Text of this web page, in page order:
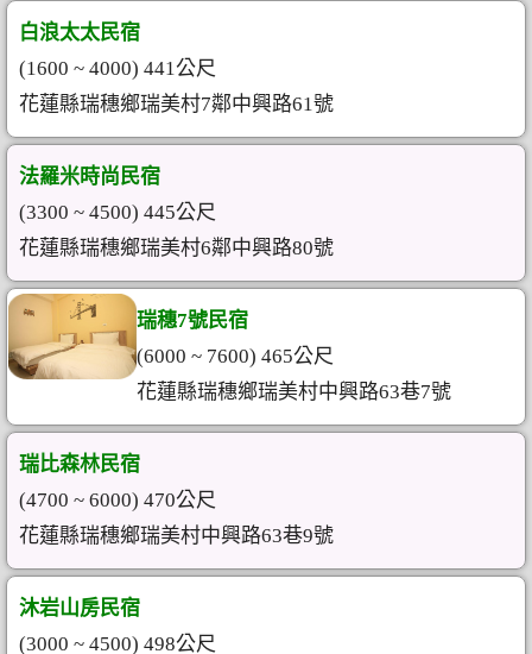
白浪太太民宿
(1600 ~ 4000) 441公尺
花蓮縣瑞穗鄉瑞美村7鄰中興路61號
法羅米時尚民宿
(3300 ~ 4500) 445公尺
花蓮縣瑞穗鄉瑞美村6鄰中興路80號
瑞穗7號民宿
(6000 ~ 7600) 465公尺
花蓮縣瑞穗鄉瑞美村中興路63巷7號
瑞比森林民宿
(4700 ~ 6000) 470公尺
花蓮縣瑞穗鄉瑞美村中興路63巷9號
沐岩山房民宿
(3000 ~ 4500) 498公尺